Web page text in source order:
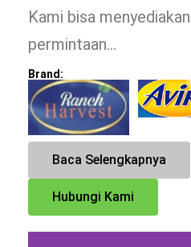
Kami bisa
permintaan…
Brand:
Baca Selengkapnya
Hubungi Kami